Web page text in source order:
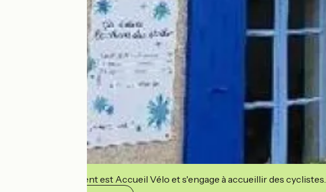
Cet établissement est Accueil Vélo et s'engage à accueillir des cyclistes.